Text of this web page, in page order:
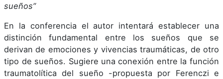
sueños”
En la conferencia el autor intentará establecer una
distinción fundamental entre los sueños que se
derivan de emociones y vivencias traumáticas, de otro
tipo de sueños. Sugiere una conexión entre la función
traumatolítica del sueño -propuesta por Ferenczi e